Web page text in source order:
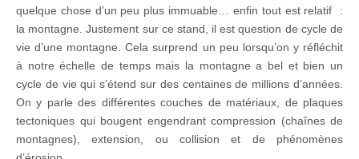
quelque chose d’un peu plus immuable… enfin tout est relatif :
la montagne. Justement sur ce stand, il est question de cycle de
vie d’une montagne. Cela surprend un peu lorsqu’on y réfléchit
à notre échelle de temps mais la montagne a bel et bien un
cycle de vie qui s’étend sur des centaines de millions d’années.
On y parle des différentes couches de matériaux, de plaques
tectoniques qui bougent engendrant compression (chaînes de
montagnes), extension, ou collision et de phénomènes